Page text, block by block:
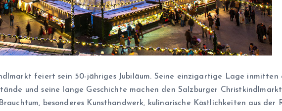
feiert sein 50-jähriges Jubiläum. Seine einzigartige Lage
und seine lange Geschichte machen den Salzburger
besonderes Kunsthandwerk, kulinarische Köstlichkeiten aus der